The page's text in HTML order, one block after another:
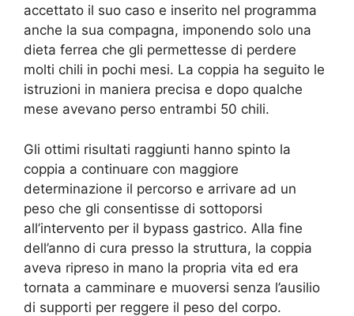
accettato il suo caso e inserito nel programma
anche la sua compagna, imponendo solo una
dieta ferrea che gli permettesse di perdere
molti chili in pochi mesi. La coppia ha seguito le
istruzioni in maniera precisa e dopo qualche
mese avevano perso entrambi 50 chili.
Gli ottimi risultati raggiunti hanno spinto la
coppia a continuare con maggiore
determinazione il percorso e arrivare ad un
peso che gli consentisse di sottoporsi
all’intervento per il bypass gastrico. Alla fine
dell’anno di cura presso la struttura, la coppia
aveva ripreso in mano la propria vita ed era
tornata a camminare e muoversi senza l’ausilio
di supporti per reggere il peso del corpo.